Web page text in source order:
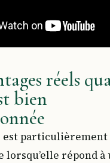
réels
bien
est particulièrement
lorsqu’elle répond à